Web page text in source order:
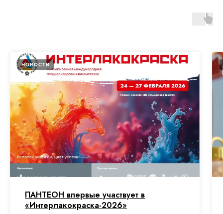
НОВОСТИ
ПАНТЕОН впервые участвует в
«Интерлакокраска-2026»